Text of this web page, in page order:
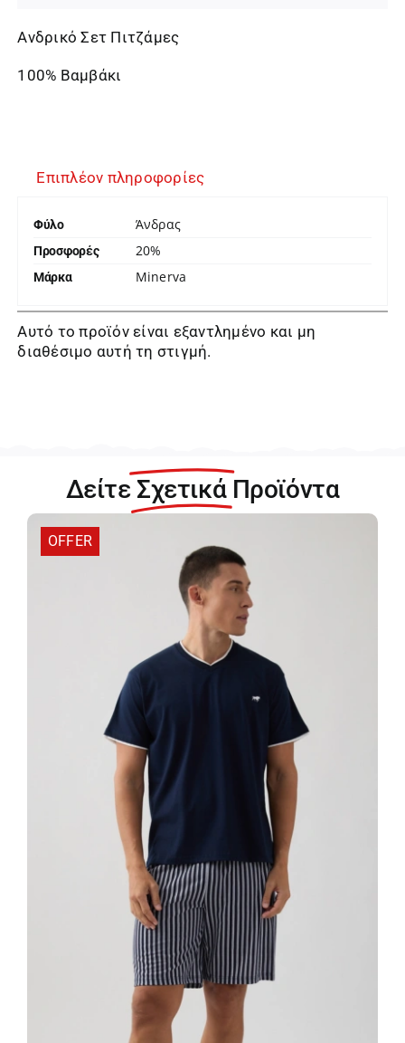
Ανδρικό Σετ Πιτζάμες
100% Βαμβάκι
Επιπλέον πληροφορίες
Φύλο Άνδρας
Προσφορές 20%
Μάρκα Minerva
Αυτό το προϊόν είναι εξαντλημένο και μη
διαθέσιμο αυτή τη στιγμή.
Δείτε Σχετικά Προϊόντα
OFFER